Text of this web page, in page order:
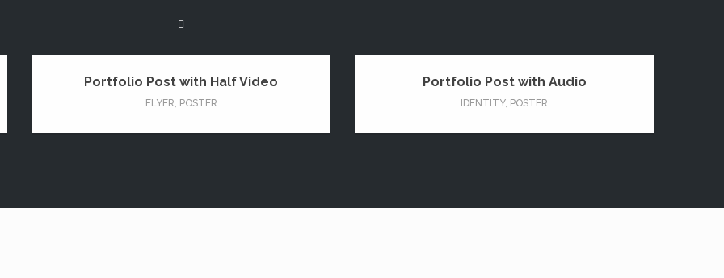
Portfolio Post with Half Video
FLYER, POSTER
Portfolio Post with Audio
IDENTITY, POSTER